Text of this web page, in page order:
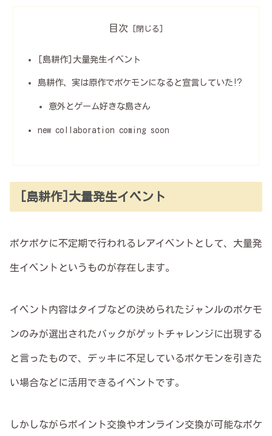
目次
[島耕作]大量発生イベント
島耕作、実は原作でポケモンになると宣言していた⁉︎
意外とゲーム好きな島さん
new collaboration coming soon
[島耕作]大量発生イベント
ポケポケに不定期で行われるレアイベントとして、大量発
生イベントというものが存在します。
イベント内容はタイプなどの決められたジャンルのポケモ
ンのみが選出されたパックがゲットチャレンジに出現する
と言ったもので、デッキに不足しているポケモンを引きた
い場合などに活用できるイベントです。
しかしながらポイント交換やオンライン交換が可能なポケ